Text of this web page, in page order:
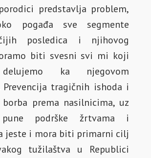
predstavlja problem,
pogađa sve segmente
posledica i njihovog
biti svesni svi mi koji
ka njegovom
Prevencija tragičnih ishoda i
prema nasilnicima, uz
pune podrške žrtvama i
jeste i mora biti primarni cilj
tužilaštva u Republici